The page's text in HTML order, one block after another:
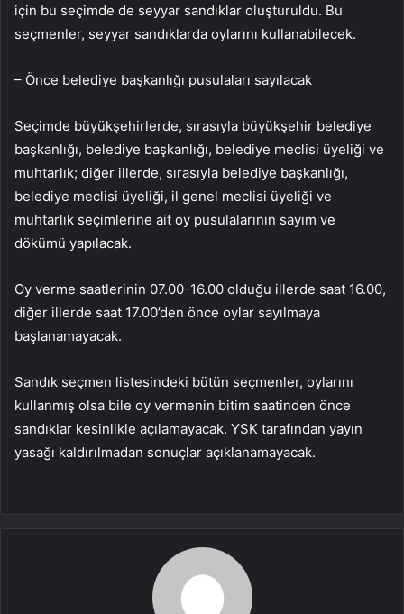
için bu seçimde de seyyar sandıklar oluşturuldu. Bu
seçmenler, seyyar sandıklarda oylarını kullanabilecek.
– Önce belediye başkanlığı pusulaları sayılacak
Seçimde büyükşehirlerde, sırasıyla büyükşehir belediye
başkanlığı, belediye başkanlığı, belediye meclisi üyeliği ve
muhtarlık; diğer illerde, sırasıyla belediye başkanlığı,
belediye meclisi üyeliği, il genel meclisi üyeliği ve
muhtarlık seçimlerine ait oy pusulalarının sayım ve
dökümü yapılacak.
Oy verme saatlerinin 07.00-16.00 olduğu illerde saat 16.00,
diğer illerde saat 17.00’den önce oylar sayılmaya
başlanamayacak.
Sandık seçmen listesindeki bütün seçmenler, oylarını
kullanmış olsa bile oy vermenin bitim saatinden önce
sandıklar kesinlikle açılamayacak. YSK tarafından yayın
yasağı kaldırılmadan sonuçlar açıklanamayacak.